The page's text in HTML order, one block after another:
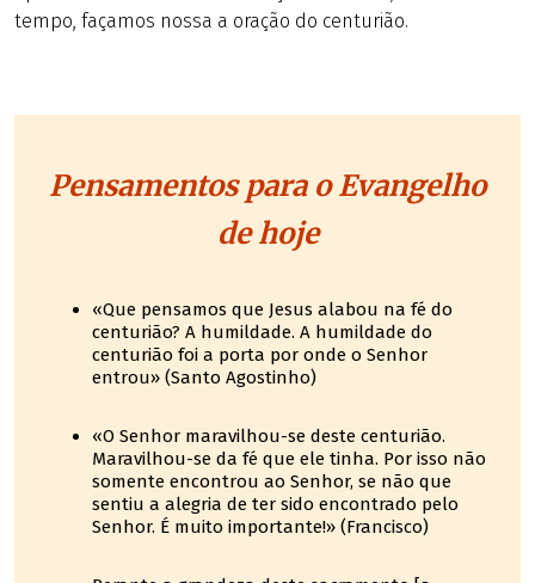
tempo, façamos nossa a oração do centurião.
Pensamentos para o Evangelho
de hoje
«Que pensamos que Jesus alabou na fé do
centurião? A humildade. A humildade do
centurião foi a porta por onde o Senhor
entrou» (Santo Agostinho)
«O Senhor maravilhou-se deste centurião.
Maravilhou-se da fé que ele tinha. Por isso não
somente encontrou ao Senhor, se não que
sentiu a alegria de ter sido encontrado pelo
Senhor. É muito importante!» (Francisco)